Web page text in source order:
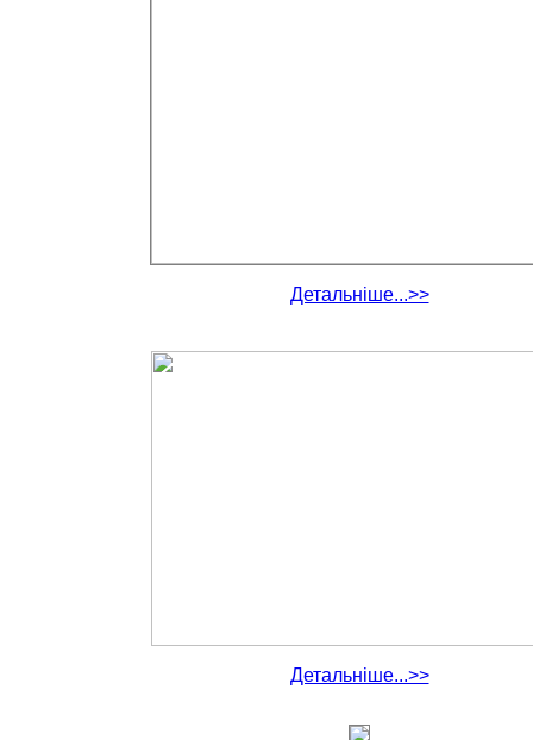
Детальніше...>>
Детальніше...>>